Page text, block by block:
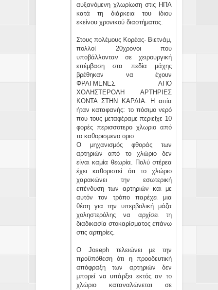
αυξανόμενη χλωρίωση στις ΗΠΑ
κατά τη διάρκεια του ίδιου
εκείνου χρονικού διαστήματος.
Στους πολέμους Κορέας- Βιετνάμ,
πολλοί 20χρονοι που
υποβάλλονταν σε χειρουργική
επέμβαση στα πεδία μάχης
βρέθηκαν να έχουν
ΦΡΑΓΜΕΝΕΣ ΑΠΟ
ΧΟΛΗΣΤΕΡΟΛΗ ΑΡΤΗΡΙΕΣ
ΚΟΝΤΑ ΣΤΗΝ ΚΑΡΔΙΑ. Η αιτία
ήταν καταφανής: το πόσιμο νερό
που τους μεταφέραμε περιείχε 10
φορές περισσοτερο χλωριο από
το καθορισμενο οριο
Ο μηχανισμός φθοράς των
αρτηριών από το χλώριο δεν
είναι καμία θεωρία. Πολύ στέρεα
έχει καθοριστεί ότι το χλώριο
χαρακώνει την εσωτερική
επένδυση των αρτηριών και με
αυτόν τον τρόπο παρέχει μια
θέση για την υπερβολική μάζα
χοληστερόλης να αρχίσει τη
διαδικασία στοκαρίσματος επάνω
στις αρτηρίες.
Ο Joseph τελειώνει με την
προϋπόθεση ότι η προοδευτική
απόφραξη των αρτηριών δεν
μπορεί να υπάρξει εκτός αν το
χλώριο καταναλώνεται σε